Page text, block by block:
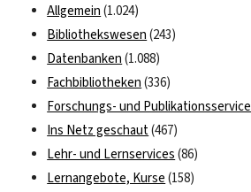
Allgemein (1.024)
Bibliothekswesen (243)
Datenbanken (1.088)
Fachbibliotheken (336)
Forschungs- und Publikationsservice
Ins Netz geschaut(467)
Lehr- und Lernservices (86)
Lernangebote, Kurse (158)